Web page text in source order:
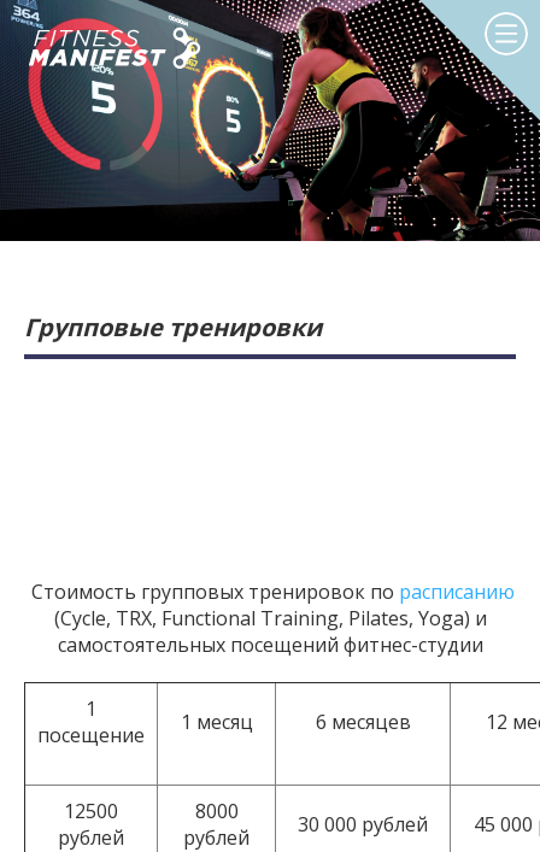
Групповые тренировки
Стоимость групповых тренировок по расписанию
(Cycle, TRX, Functional Training, Pilates, Yoga) и
самостоятельных посещений фитнес-студии
1
посещение
1 месяц 6 месяцев 12
12500
рублей
8000
рублей
30 000 рублей 45 000